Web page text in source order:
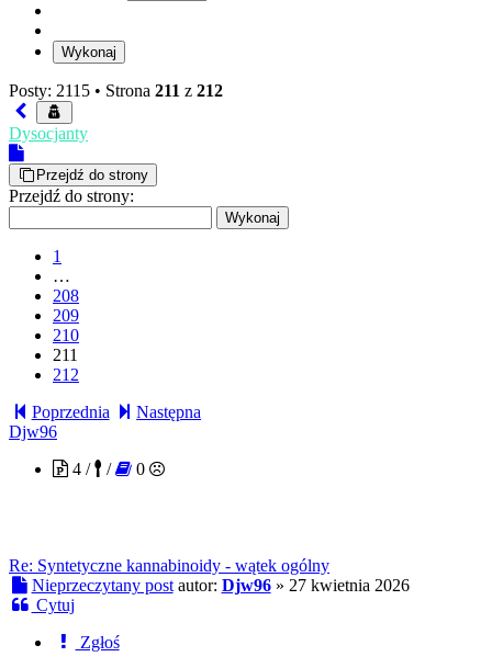
Posty: 2115 • Strona 211 z 212
Dysocjanty
Przejdź do strony
Przejdź do strony:
1
…
208
209
210
211
212
Poprzednia
Następna
Djw96
4 /
/ 0
Re: Syntetyczne kannabinoidy - wątek ogólny
Nieprzeczytany post autor: Djw96» 27 kwietnia 2026
Cytuj
Zgłoś